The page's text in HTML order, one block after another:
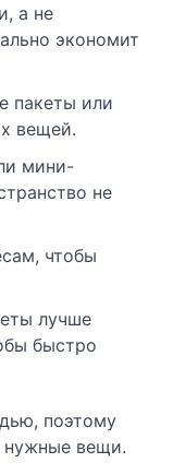
а не
экономит
пакеты или
вещей.
мини-
не
чтобы
лучше
быстро
поэтому
нужные вещи.